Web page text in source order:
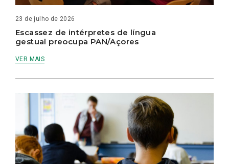
23 de julho de 2026
Escassez de intérpretes de língua
gestual preocupa PAN/Açores
VER MAIS